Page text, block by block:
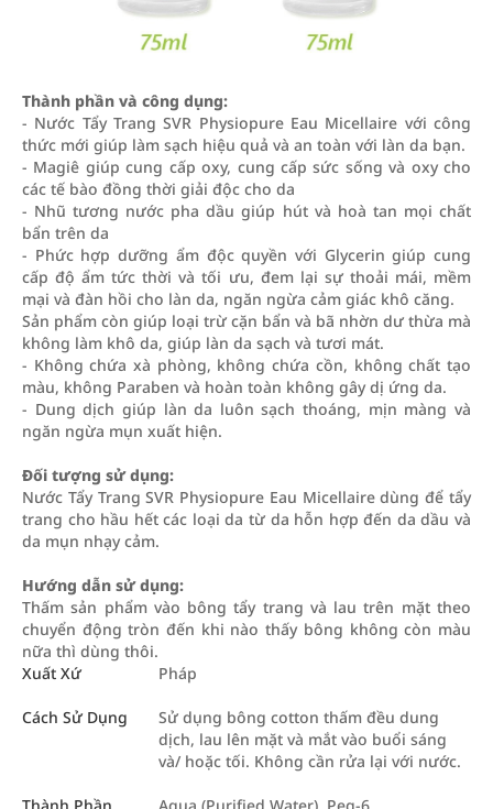
Thành phần và công dụng:
- Nước Tẩy Trang SVR Physiopure Eau Micellaire với công
thức mới giúp làm sạch hiệu quả và an toàn với làn da bạn.
- Magiê giúp cung cấp oxy, cung cấp sức sống và oxy cho
các tế bào đồng thời giải độc cho da
- Nhũ tương nước pha dầu giúp hút và hoà tan mọi chất
bẩn trên da
- Phức hợp dưỡng ẩm độc quyền với Glycerin giúp cung
cấp độ ẩm tức thời và tối ưu, đem lại sự thoải mái, mềm
mại và đàn hồi cho làn da, ngăn ngừa cảm giác khô căng.
Sản phẩm còn giúp loại trừ cặn bẩn và bã nhờn dư thừa mà
không làm khô da, giúp làn da sạch và tươi mát.
- Không chứa xà phòng, không chứa cồn, không chất tạo
màu, không Paraben và hoàn toàn không gây dị ứng da.
- Dung dịch giúp làn da luôn sạch thoáng, mịn màng và
ngăn ngừa mụn xuất hiện.
Đối tượng sử dụng:
Nước Tẩy Trang SVR Physiopure Eau Micellaire dùng để tẩy
trang cho hầu hết các loại da từ da hỗn hợp đến da dầu và
da mụn nhạy cảm.
Hướng dẫn sử dụng:
Thấm sản phẩm vào bông tẩy trang và lau trên mặt theo
chuyển động tròn đến khi nào thấy bông không còn màu
nữa thì dùng thôi.
Xuất Xứ
Pháp
Cách Sử Dụng
Sử dụng bông cotton thấm đều dung
dịch, lau lên mặt và mắt vào buổi sáng
và/ hoặc tối. Không cần rửa lại với nước.